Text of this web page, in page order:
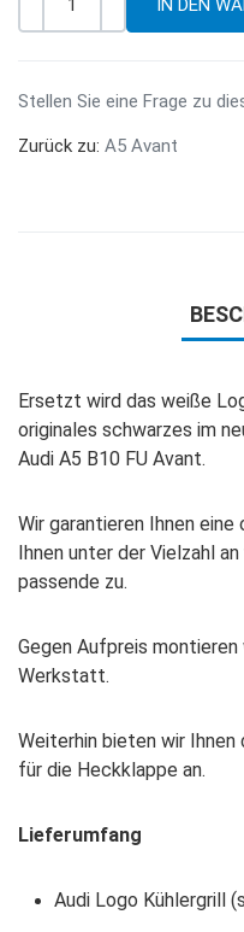
Stellen Sie eine Frage zu
Zurück zu: A5 Avant
Ersetzt wird das weiße
originales schwarzes im
Audi A5 B10 FU Avant.
Wir garantieren Ihnen
Ihnen unter der Vielzahl
passende zu.
Gegen Aufpreis montieren
Werkstatt.
Weiterhin bieten wir
für die Heckklappe an.
Lieferumfang
Audi Logo Kühlergrill